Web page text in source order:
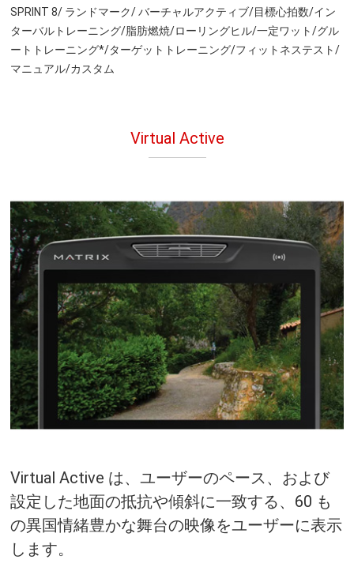
SPRINT 8/ ランドマーク/ バーチャルアクティブ/目標心拍数/イン
ターバルトレーニング/脂肪燃焼/ローリングヒル/一定ワット/グル
ートトレーニング*/ターゲットトレーニング/フィットネステスト/
マニュアル/カスタム
Virtual Active
Virtual Active は、ユーザーのペース、および
設定した地面の抵抗や傾斜に一致する、60 も
の異国情緒豊かな舞台の映像をユーザーに表示
します。